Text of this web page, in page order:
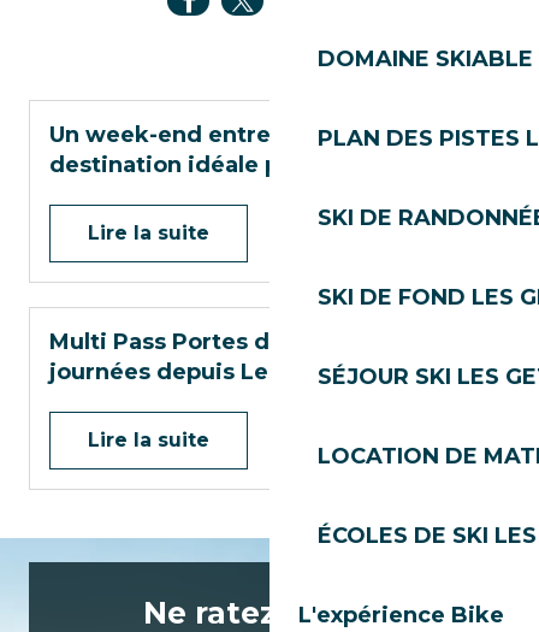
DOMAINE SKIABLE
PLAN DES PISTES
SKI DE
SKI DE FOND LES
SÉJOUR SKI LES
LOCATION DE
ÉCOLES DE SKI
L'expérience Bike
Un week-end entre amis aux Gets : la
destination idéale pour l’été
Lire la suite
Multi Pass Portes du Soleil : 5 idées de
journées depuis Les Gets
Lire la suite
Ne ratez rien de